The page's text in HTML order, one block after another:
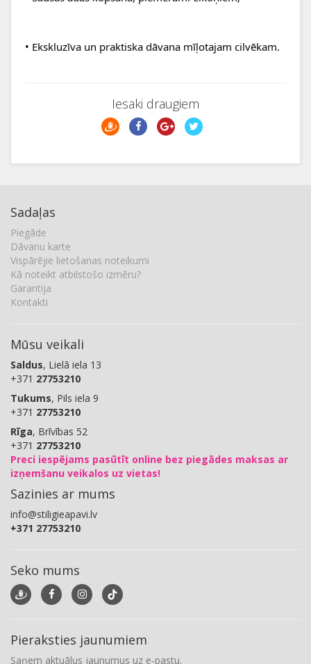
• Ekskluzīva un praktiska dāvana mīļotajam cilvēkam.
Iesaki draugiem
Sadaļas
Piegāde
Dāvanu karte
Vispārējie lietošanas noteikumi
Kā noteikt atbilstošo izmēru?
Garantija
Kontakti
Mūsu veikali
Saldus, Lielā iela 13
+371 27753210
Tukums, Pils iela 9
+371 27753210
Rīga, Brīvības 52
+371 27753210
Preci iespējams pasūtīt online bez piegādes maksas ar
izņemšanu veikalos uz vietas!
Sazinies ar mums
info@stiligieapavi.lv
+371 27753210
Seko mums
Pieraksties jaunumiem
Saņem aktuālus jaunumus uz e-pastu.